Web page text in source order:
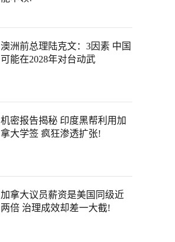
澳洲前总理陆克文：3因素 中国
可能在2028年对台动武
机密报告揭秘 印度黑帮利用加
拿大学签 疯狂渗透扩张!
加拿大议员薪资是美国同级近
两倍 治理成效却差一大截!